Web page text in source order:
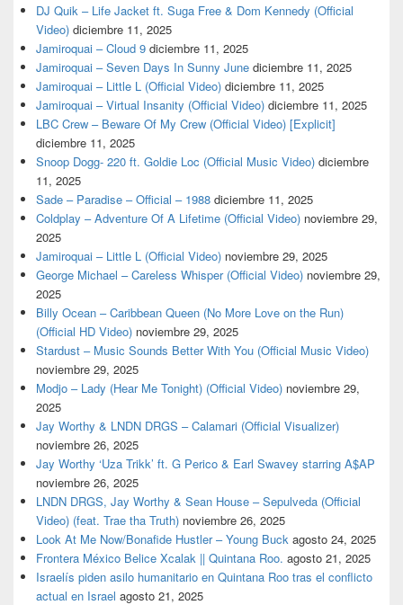
DJ Quik – Life Jacket ft. Suga Free & Dom Kennedy (Official
Video) diciembre 11, 2025
Jamiroquai – Cloud 9 diciembre 11, 2025
Jamiroquai – Seven Days In Sunny June diciembre 11, 2025
Jamiroquai – Little L (Official Video) diciembre 11, 2025
Jamiroquai – Virtual Insanity (Official Video) diciembre 11, 2025
LBC Crew – Beware Of My Crew (Official Video) [Explicit]
diciembre 11, 2025
Snoop Dogg- 220 ft. Goldie Loc (Official Music Video) diciembre
11, 2025
Sade – Paradise – Official – 1988 diciembre 11, 2025
Coldplay – Adventure Of A Lifetime (Official Video) noviembre 29,
2025
Jamiroquai – Little L (Official Video) noviembre 29, 2025
George Michael – Careless Whisper (Official Video) noviembre 29,
2025
Billy Ocean – Caribbean Queen (No More Love on the Run)
(Official HD Video) noviembre 29, 2025
Stardust – Music Sounds Better With You (Official Music Video)
noviembre 29, 2025
Modjo – Lady (Hear Me Tonight) (Official Video) noviembre 29,
2025
Jay Worthy & LNDN DRGS – Calamari (Official Visualizer)
noviembre 26, 2025
Jay Worthy ‘Uza Trikk’ ft. G Perico & Earl Swavey starring A$AP
noviembre 26, 2025
LNDN DRGS, Jay Worthy & Sean House – Sepulveda (Official
Video) (feat. Trae tha Truth) noviembre 26, 2025
Look At Me Now/Bonafide Hustler – Young Buck agosto 24, 2025
Frontera México Belice Xcalak || Quintana Roo. agosto 21, 2025
Israelís piden asilo humanitario en Quintana Roo tras el conflicto
actual en Israel agosto 21, 2025